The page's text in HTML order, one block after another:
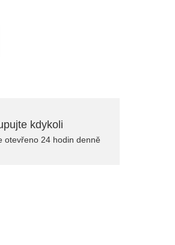
kdykoli
otevřeno 24 hodin denně